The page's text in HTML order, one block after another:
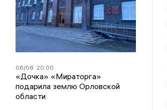
06/08 20:00
«Дочка» «Мираторга»
подарила землю Орловской
области